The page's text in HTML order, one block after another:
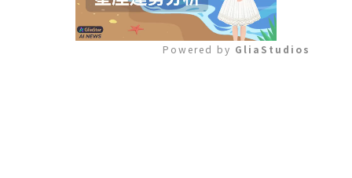
Powered by GliaStudios